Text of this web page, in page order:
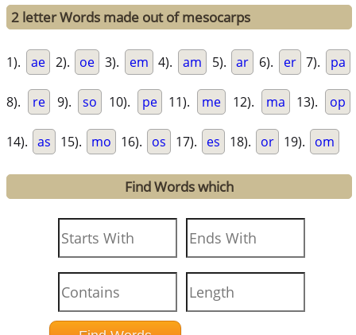
2 letter Words made out of mesocarps
1). ae 2). oe 3). em 4). am 5). ar 6). er 7). pa
8). re 9). so 10). pe 11). me 12). ma 13). op
14). as 15). mo 16). os 17). es 18). or 19). om
Find Words which